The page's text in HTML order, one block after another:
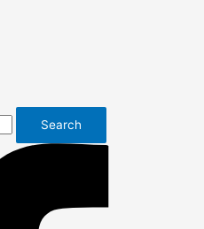
Search